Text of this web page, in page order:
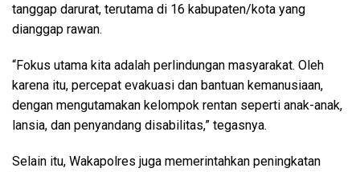
tanggap darurat, terutama di 16 kabupaten/kota yang
dianggap rawan.
“Fokus utama kita adalah perlindungan masyarakat. Oleh
karena itu, percepat evakuasi dan bantuan kemanusiaan,
dengan mengutamakan kelompok rentan seperti anak-anak,
lansia, dan penyandang disabilitas,” tegasnya.
Selain itu, Wakapolres juga memerintahkan peningkatan